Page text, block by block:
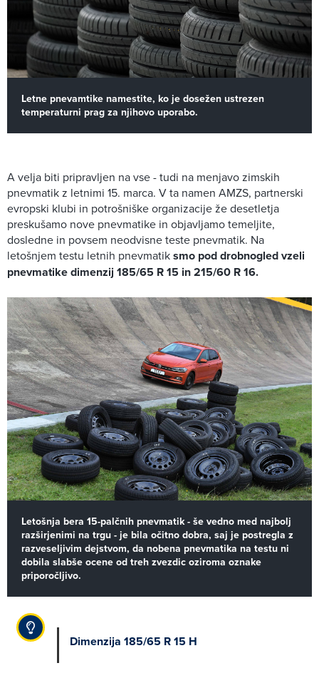
Letne pnevamtike namestite, ko je dosežen ustrezen
temperaturni prag za njihovo uporabo.
A velja biti pripravljen na vse - tudi na menjavo zimskih
pnevmatik z letnimi 15. marca. V ta namen AMZS, partnerski
evropski klubi in potrošniške organizacije že desetletja
preskušamo nove pnevmatike in objavljamo temeljite,
dosledne in povsem neodvisne teste pnevmatik. Na
letošnjem testu letnih pnevmatiksmo pod drobnogled vzeli
pnevmatike dimenzij 185/65 R 15 in 215/60 R 16.
Letošnja bera 15-palčnih pnevmatik - še vedno med najbolj
razširjenimi na trgu - je bila očitno dobra, saj je postregla z
razveseljivim dejstvom, da nobena pnevmatika na testu ni
dobila slabše ocene od treh zvezdic oziroma oznake
priporočljivo.
Dimenzija 185/65 R 15 H